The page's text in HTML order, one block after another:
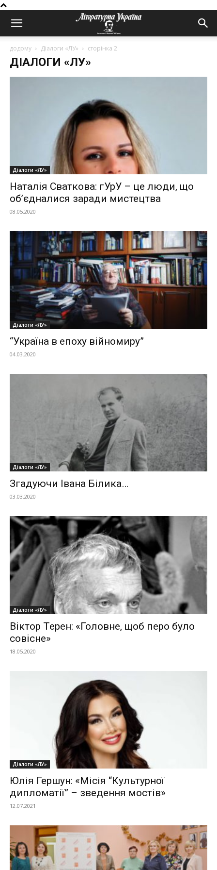
додому Діалоги «ЛУ» сторінка 2
ДІАЛОГИ «ЛУ»
Діалоги «ЛУ»
Наталія Сваткова: гУрУ – це люди, що
об’єдналися заради мистецтва
08.05.2020
Діалоги «ЛУ»
“Україна в епоху війномиру”
04.03.2020
Діалоги «ЛУ»
Згадуючи Івана Білика…
03.03.2020
Діалоги «ЛУ»
Віктор Терен: «Головне, щоб перо було
совісне»
18.05.2020
Діалоги «ЛУ»
Юлія Гершун: «Місія “Культурної
дипломатії” – зведення мостів»
12.07.2021